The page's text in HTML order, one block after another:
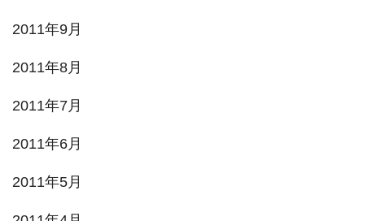
2011年9月
2011年8月
2011年7月
2011年6月
2011年5月